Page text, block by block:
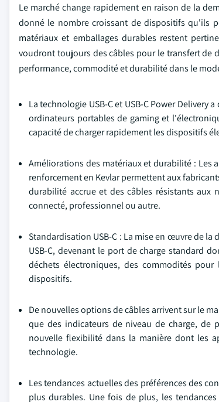
Le marché change rapidement en raison de la
donné le nombre croissant de dispositifs qu'ils
matériaux et emballages durables restent
voudront toujours des câbles pour le transfert de
performance, commodité et durabilité dans le
La technologie USB-C et USB-C Power
ordinateurs portables de gaming et
capacité de charger rapidement les dispositifs
Améliorations des matériaux et durabilité : Les
renforcement en Kevlar permettent aux
durabilité accrue et des câbles résistants
connecté, professionnel ou autre.
Standardisation USB-C : La mise en œuvre de
USB-C, devenant le port de charge standard
déchets électroniques, des commodités
dispositifs.
De nouvelles options de câbles arrivent sur le
que des indicateurs de niveau de charge,
nouvelle flexibilité dans la manière dont les
technologie.
Les tendances actuelles des préférences des
plus durables. Une fois de plus, les